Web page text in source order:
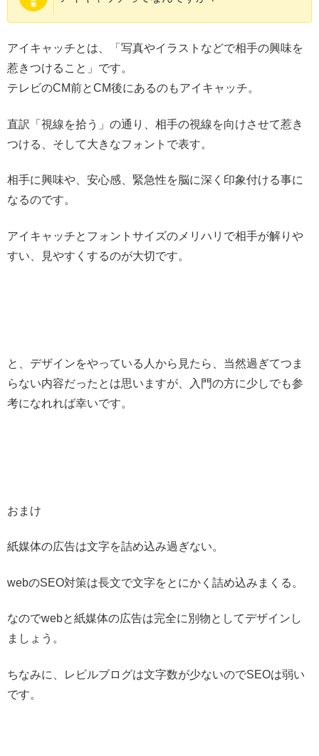
アイキャッチとは、「写真やイラストなどで相手の興味を
惹きつけること」です。
テレビのCM前とCM後にあるのもアイキャッチ。
直訳「視線を拾う」の通り、相手の視線を向けさせて惹き
つける、そして大きなフォントで表す。
相手に興味や、安心感、緊急性を脳に深く印象付ける事に
なるのです。
アイキャッチとフォントサイズのメリハリで相手が解りや
すい、見やすくするのが大切です。
と、デザインをやっている人から見たら、当然過ぎてつま
らない内容だったとは思いますが、入門の方に少しでも参
考になれれば幸いです。
おまけ
紙媒体の広告は文字を詰め込み過ぎない。
webのSEO対策は長文で文字をとにかく詰め込みまくる。
なのでwebと紙媒体の広告は完全に別物としてデザインし
ましょう。
ちなみに、レビルブログは文字数が少ないのでSEOは弱い
です。